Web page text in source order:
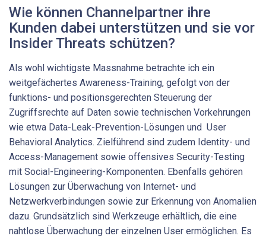
Wie können Channelpartner ihre
Kunden dabei unterstützen und sie vor
Insider Threats schützen?
Als wohl wichtigste Massnahme betrachte ich ein
weitgefächertes Awareness-Training, gefolgt von der
funktions- und positionsgerechten Steuerung der
Zugriffsrechte auf Daten sowie technischen Vorkehrungen
wie etwa Data-Leak-Prevention-Lösungen und User
Behavioral Analytics. Zielführend sind zudem Identity- und
Access-Management sowie offensives Security-Testing
mit Social-Engineering-Komponenten. Ebenfalls gehören
Lösungen zur Überwachung von Internet- und
Netzwerkverbindungen sowie zur Erkennung von Anomalien
dazu. Grundsätzlich sind Werkzeuge erhältlich, die eine
nahtlose Überwachung der einzelnen User ermöglichen. Es